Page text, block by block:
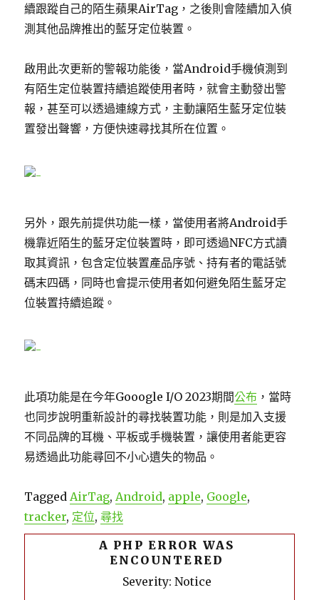
續跟蹤自己的陌生蘋果AirTag，之後則會陸續加入偵
測其他品牌推出的藍牙定位裝置。
啟用此次更新的警報功能後，當Android手機偵測到
有陌生定位裝置持續追蹤使用者時，就會主動發出警
報，甚至可以透過連線方式，主動讓陌生藍牙定位裝
置發出聲響，方便快速尋找其所在位置。
另外，跟先前提供功能一樣，當使用者將Android手
機靠近陌生的藍牙定位裝置時，即可透過NFC方式讀
取其資訊，包含定位裝置產品序號、持有者的電話號
碼末四碼，同時也會提示使用者如何避免陌生藍牙定
位裝置持續追蹤。
此項功能是在今年Gooogle I/O 2023期間公布 ，當時
也同步說明重新設計的尋找裝置功能，則是加入支援
不同品牌的耳機、平板或手機裝置，讓使用者能更容
易透過此功能尋回不小心遺失的物品。
Tagged AirTag, Android, apple, Google,
tracker, 定位,尋找
A PHP ERROR WAS
ENCOUNTERED
Severity: Notice